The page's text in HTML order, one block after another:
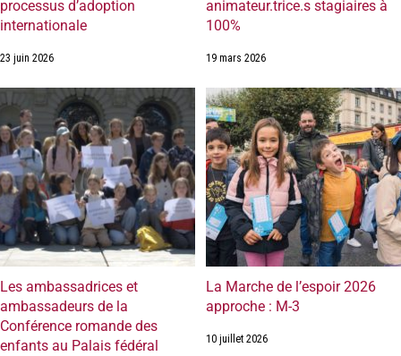
processus d’adoption
internationale
23 juin 2026
animateur.trice.s stagiaires à
100%
19 mars 2026
Les ambassadrices et
ambassadeurs de la
Conférence romande des
enfants au Palais fédéral
La Marche de l’espoir 2026
approche : M-3
10 juillet 2026